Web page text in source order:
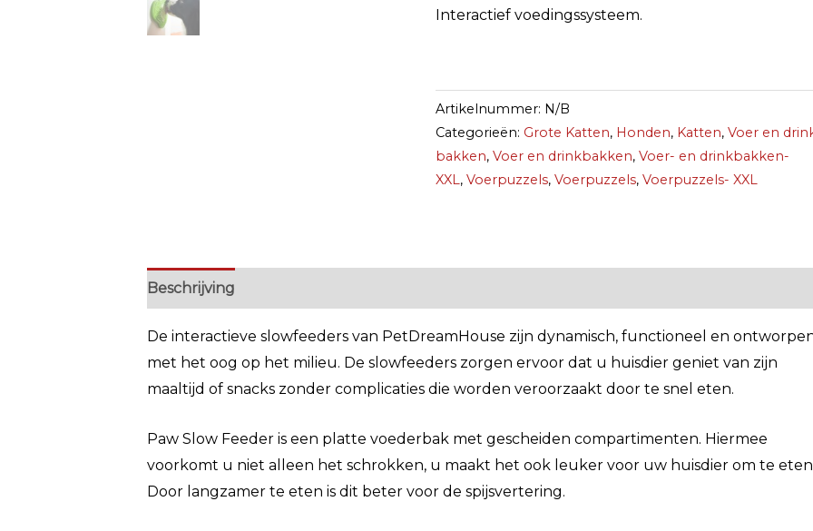
Slow
Pad
Feeder
aantal
Interactief voedingssysteem.
Artikelnummer: N/B
Categorieën: Grote Katten, Honden, Katten, Voer en
bakken, Voer en drinkbakken, Voer- en drinkbakken-
XXL, Voerpuzzels, Voerpuzzels, Voerpuzzels- XXL
Beschrijving
De interactieve slowfeeders van PetDreamHouse zijn dynamisch, functioneel en
met het oog op het milieu. De slowfeeders zorgen ervoor dat u huisdier geniet van zijn
maaltijd of snacks zonder complicaties die worden veroorzaakt door te snel eten.
Paw Slow Feeder is een platte voederbak met gescheiden compartimenten. Hiermee
voorkomt u niet alleen het schrokken, u maakt het ook leuker voor uw huisdier om te
Door langzamer te eten is dit beter voor de spijsvertering.